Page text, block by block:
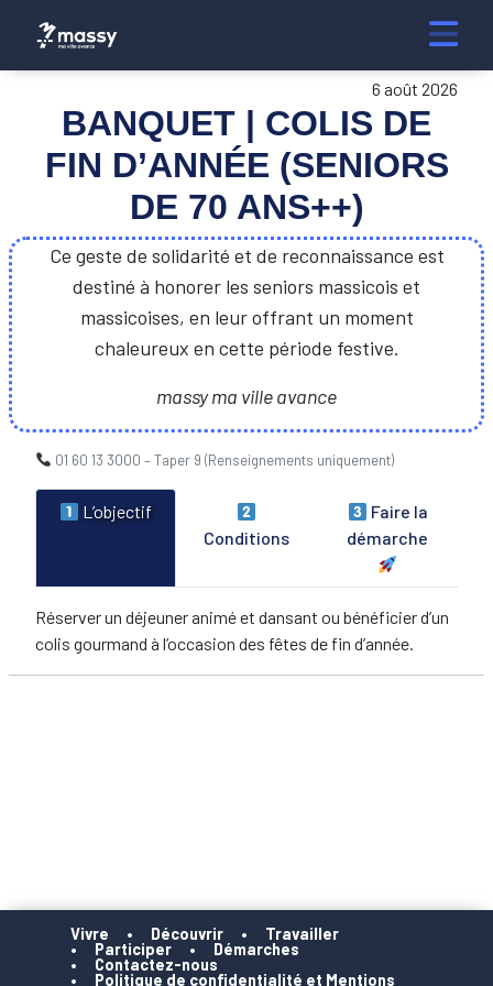
6 août 2026
BANQUET | COLIS DE
FIN D’ANNÉE (SENIORS
DE 70 ANS++)
Ce geste de solidarité et de reconnaissance est
destiné à honorer les seniors massicois et
massicoises, en leur offrant un moment
chaleureux en cette période festive.
massy ma ville avance
01 60 13 3000 – Taper 9 (Renseignements uniquement)
L’objectif
Conditions
Faire la
démarche
Réserver un déjeuner animé et dansant ou bénéficier d’un
colis gourmand à l’occasion des fêtes de fin d’année.
Vivre Découvrir
Travailler
Participer
Démarches
Contactez-nous
Politique de confidentialité et Mentions